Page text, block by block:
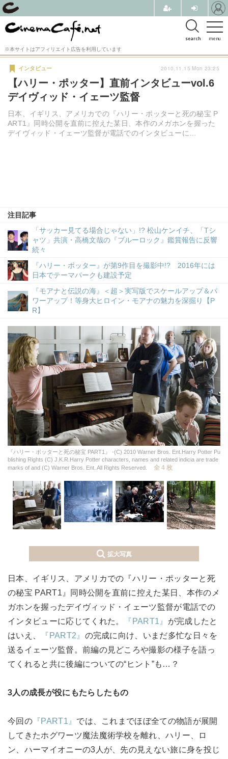
menu
search
※本サイトはアフィリエイト広告を利用しています
【ハリー・ポッター】直前インタビューvol.6
デイヴィッド・イェーツ監督
日本、イギリス、アメリカでの『ハリー・ポッターと死の秘宝 P
ART1』同時公開を直前に控えた某日、本作のメガホンを握った
デイヴィッド・イェーツ監督が電話でのインタビューに…
インタビュー
注目記事
「サッカー見てる場合じゃない」!? 松山ケンイチ、「Tシ
ャツ」共演・高橋文哉の『ブルーロック』鑑賞報告に反響
続々
『ハリー・ポッター』が第9作目を撮影中!? 2016年には
日本でテーマパークも建設予定
『モアナと伝説の海』＜超＞実写版でスケールアップ＆パ
ワーアップ！等身大ヒロイン・モアナの魅力を深掘り【P
R】
2010.11.15 Mon 23:25
『ハリー・ポッターと死の秘宝 PART1』 -(C) 2010 Warner Bros. Ent.Harry Potter Pu
blishing Rights (C) J.K.R.Harry Potter characters, names and related indicia are trade
marks of and (C) Warner Bros. Ent. All Rights Reserved.
全 4 枚
拡大写真
日本、イギリス、アメリカでの『ハリー・ポッターと死
の秘宝 PART1』同時公開を直前に控えた某日、本作のメ
ガホンを握ったデイヴィッド・イェーツ監督が電話での
インタビューに応じてくれた。
『PART1』 が完成したと
はいえ、
『PART2』 の完成に向け、いまだ多忙な日々を
送るイェーツ監督。前編の見どころや撮影の様子を語っ
てくれると共に後編についての“ヒント”も…？
3人の成長が役にもたらしたもの
今回の『PART1』 では、これまでほぼ全ての物語が展開
してきたホグワーツ魔法魔術学校を離れ、ハリー、ロ
ン、ハーマイオニーの3人が、先の見えない旅に身を投じ